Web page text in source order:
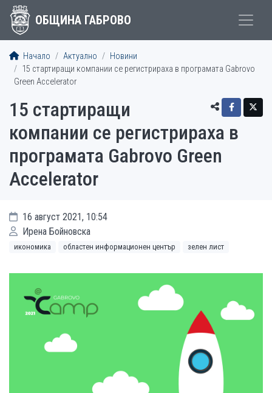
ОБЩИНА ГАБРОВО
Начало Актуално
Новини
15 стартиращи компании се регистрираха в програмата Gabrovo
Green Accelerator
15 стартиращи
компании се регистрираха в
програмата Gabrovo Green
Accelerator
16 август 2021, 10:54
Ирена Бойновска
икономика областен информационен център зелен лист